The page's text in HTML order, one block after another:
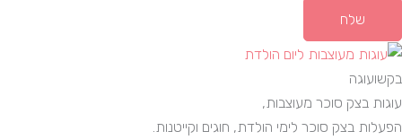
שלח
בקשועוגה
עוגות בצק סוכר מעוצבות,
הפעלות בצק סוכר לימי הולדת, חוגים וקייטנות.